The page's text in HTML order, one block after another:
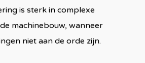
is sterk in complexe
machinebouw, wanneer
niet aan de orde zijn.